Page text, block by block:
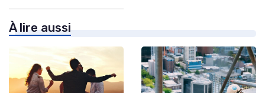
À lire aussi